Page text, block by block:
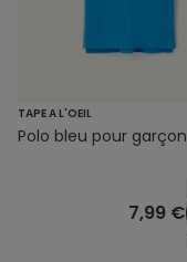
TAPE A L'OEIL
Polo bleu pour garçon
7,99 €